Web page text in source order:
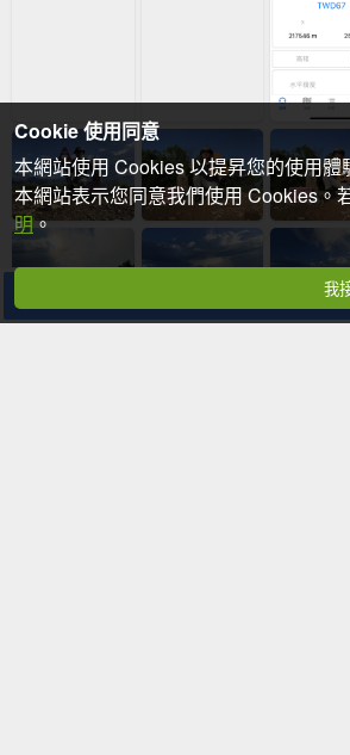
Cookie 使用同意
本網站使用 Cookies 以提昇您的使用
本網站表示您同意我們使用 Cookies。
明。
我